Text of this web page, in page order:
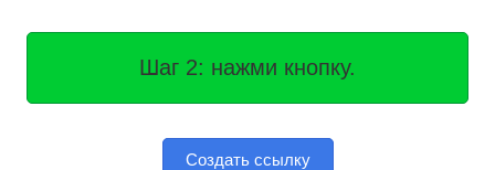
Шаг 2: нажми кнопку.
Создать ссылку